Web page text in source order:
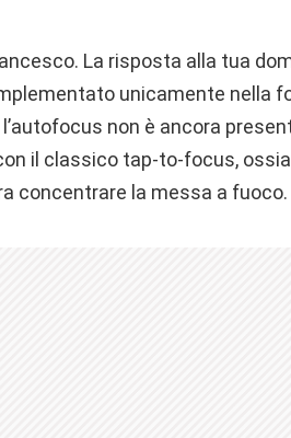
La risposta alla tua
unicamente nella
l’autofocus non è ancora
il classico tap-to-focus,
concentrare la messa a fuoco.